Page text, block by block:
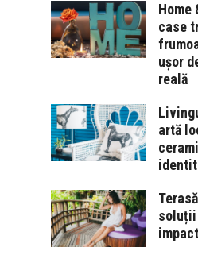
Home
case
ușor
reală
artă
soluții
impact